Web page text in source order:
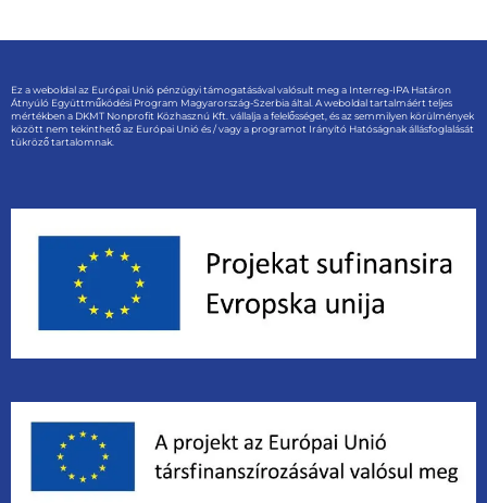
Ez a weboldal az Európai Unió pénzügyi támogatásával valósult meg a Interreg-IPA Határon
Átnyúló Együttműködési Program Magyarország-Szerbia által. A weboldal tartalmáért teljes
mértékben a DKMT Nonprofit Közhasznú Kft. vállalja a felelősséget, és az semmilyen körülmények
között nem tekinthető az Európai Unió és / vagy a programot Irányító Hatóságnak állásfoglalását
tükröző tartalomnak.